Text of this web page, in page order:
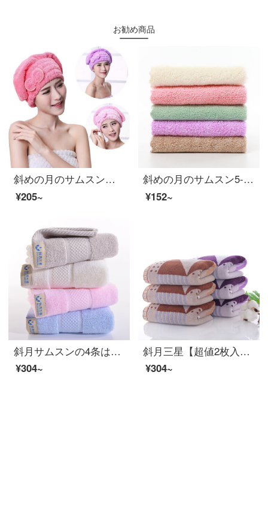
お勧め商品
斜めの月のサムスンのチョウは乾毛の帽子のサンゴの绒が非常に强くて水を吸い込んで柔らかく髪の毛を拭いて、かわいいシャワーキャップの王女の帽子の家庭の女性の金の青い王女の帽子の2条をかぶせて诘めます。
¥205~
斜めの月のサムスン5-20条はサンゴの绒の赤ちゃんのよだれタオルの多機能の炊事場の食器洗いのタオルの小さいタオルを詰めます。
¥152~
斜月サムスンの4条は錦の綿のタオルを詰めます。
¥304~
斜月三星【超値2枚入り】綿タオル家庭用洗顔タオル多花型柔軟吸水タイプ洗顔タオル1枚入り120 g生活に最適なタオル2枚入り
¥304~